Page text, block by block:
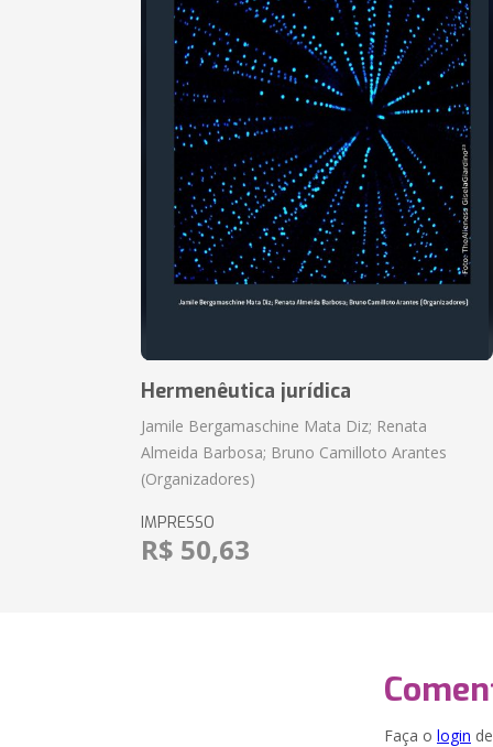
Hermenêutica jurídica
Jamile Bergamaschine Mata Diz; Renata
Almeida Barbosa; Bruno Camilloto Arantes
(Organizadores)
IMPRESSO
R$ 50,63
Faça o login